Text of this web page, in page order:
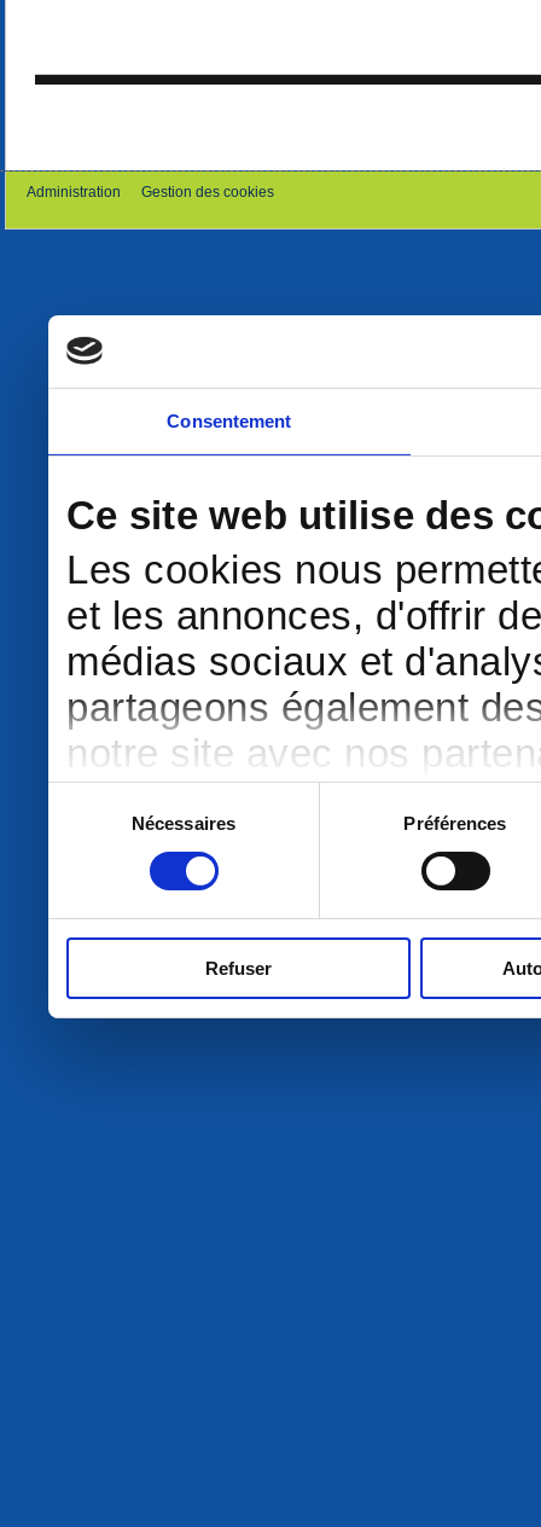
Consentement
Ce site web utilise des
Les cookies nous
et les annonces, d'offrir
médias sociaux et
partageons également
notre site avec nos
d'autres informations
ont collectées lors de
consentement
Nécessaires Préférences
Refuser
Administration Gestion des cookies